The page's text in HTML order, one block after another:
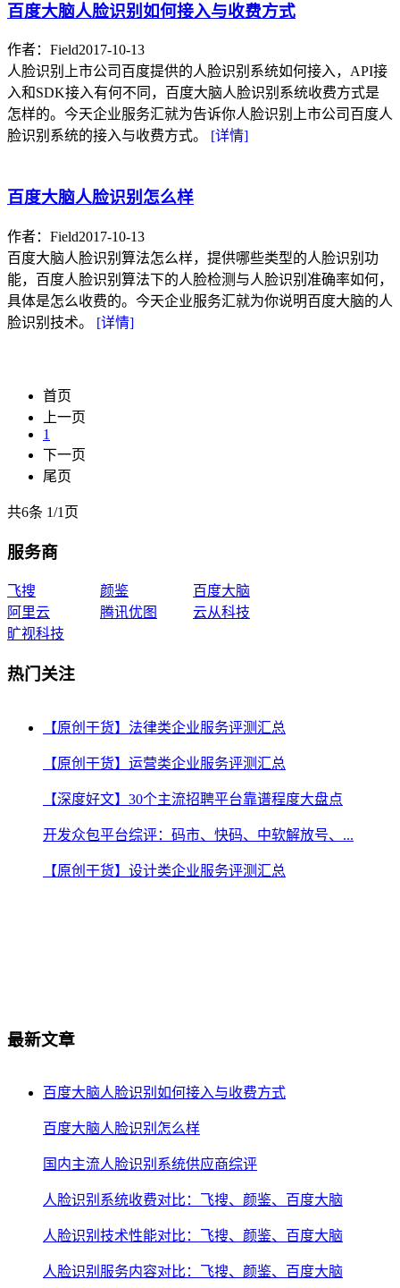
百度大脑人脸识别如何接入与收费方式
作者：Field2017-10-13
人脸识别上市公司百度提供的人脸识别系统如何接入，API接
入和SDK接入有何不同，百度大脑人脸识别系统收费方式是
怎样的。今天企业服务汇就为告诉你人脸识别上市公司百度人
脸识别系统的接入与收费方式。
[详情]
百度大脑人脸识别怎么样
作者：Field2017-10-13
百度大脑人脸识别算法怎么样，提供哪些类型的人脸识别功
能，百度人脸识别算法下的人脸检测与人脸识别准确率如何，
具体是怎么收费的。今天企业服务汇就为你说明百度大脑的人
脸识别技术。 [详情]
首页
上一页
1
下一页
尾页
共6条 1/1页
服务商
飞搜 颜鉴
百度大脑
阿里云
腾讯优图
云从科技
旷视科技
热门关注
【原创干货】法律类企业服务评测汇总
【原创干货】运营类企业服务评测汇总
【深度好文】30个主流招聘平台靠谱程度大盘点
开发众包平台综评：码市、快码、中软解放号、...
【原创干货】设计类企业服务评测汇总
最新文章
百度大脑人脸识别如何接入与收费方式
百度大脑人脸识别怎么样
国内主流人脸识别系统供应商综评
人脸识别系统收费对比：飞搜、颜鉴、百度大脑
人脸识别技术性能对比：飞搜、颜鉴、百度大脑
人脸识别服务内容对比：飞搜、颜鉴、百度大脑